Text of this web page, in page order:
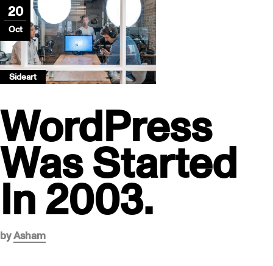
20
Oct
Sideart
WordPress
Was Started
In 2003.
byAsham